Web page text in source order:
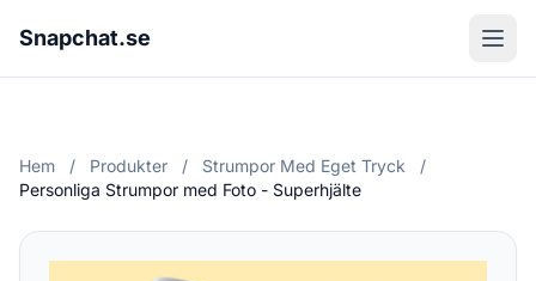
Snapchat.se
Hem / Produkter / Strumpor Med Eget Tryck
/
Personliga Strumpor med Foto - Superhjälte